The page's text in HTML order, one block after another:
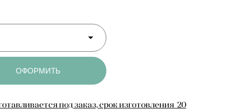
ОФОРМИТЬ
под заказ, срок изготовления 20